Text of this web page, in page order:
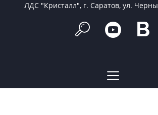
ЛДС "Кристалл", г. Саратов, ул.